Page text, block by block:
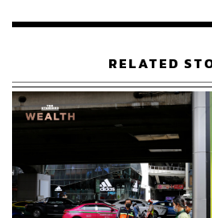
ในอดีตมากขึ้น แม้ในกรณีฐานยังมอ
ไม่เข้าสู่ภาวะถดถอย แต่หากมีเหตุ
เช่น ความขัดแย้งระหว่างประเทศรุ
เร่งตัวสูง จนทำให้นโยบายการเงิน
เข้มงวดมากขึ้นอีก อาจทำให้เศรษ
ได้ และจะเป็นปัจจัยเสี่ยงสำคัญที่กด
เศรษฐกิจไทย และทิศทาง Monetary
ของไทย
RELATED